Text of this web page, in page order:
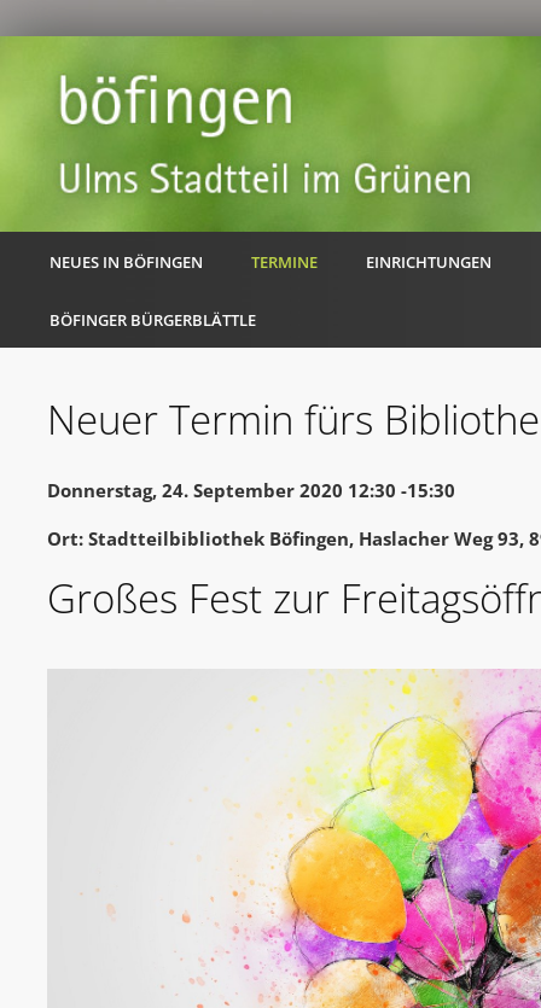
NEUES IN BÖFINGEN TERMINE EINRICHTUNGEN
BÖFINGER BÜRGERBLÄTTLE
Neuer Termin fürs
Donnerstag, 24. September 2020 12:30 -15:30
Ort: Stadtteilbibliothek Böfingen, Haslacher Weg 93,
Großes Fest zur